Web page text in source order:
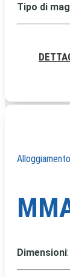
Tipo di
Dimensioni: